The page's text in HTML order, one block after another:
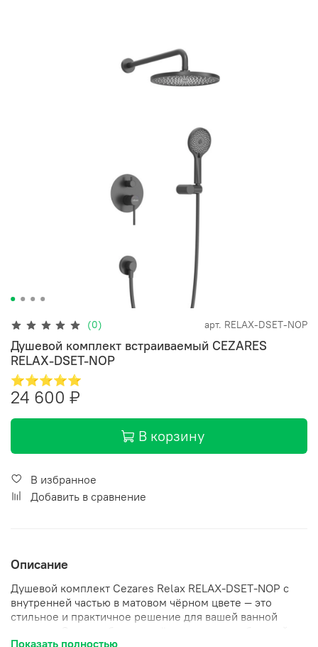
(0) арт. RELAX-DSET-NOP
Душевой комплект встраиваемый CEZARES
RELAX-DSET-NOP
⭐⭐⭐⭐⭐
24 600 ₽
В корзину
В избранное
Добавить в сравнение
Описание
Душевой комплект Cezares Relax RELAX-DSET-NOP с
внутренней частью в матовом чёрном цвете — это
стильное и практичное решение для вашей ванной
Показать полностью